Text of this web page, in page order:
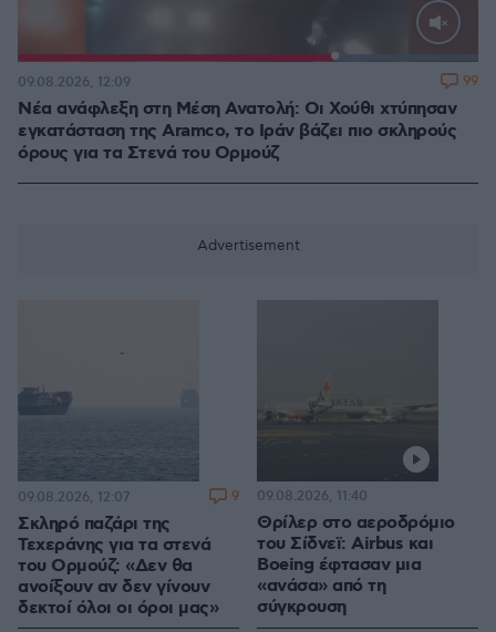
Loaded:
Νέα ανάφλεξη στη Μέση Ανατολή: Οι Χούθι χτύπησαν
εγκατάσταση της Aramco, το Ιράν βάζει πιο σκληρούς
όρους για τα Στενά του Ορμούζ
09.08.2026, 12:09 99
Σκληρό παζάρι της
Τεχεράνης για τα στενά
του Ορμούζ: «Δεν θα
ανοίξουν αν δεν γίνουν
δεκτοί όλοι οι όροι μας»
09.08.2026, 12:07 9
Θρίλερ στο αεροδρόμιο
του Σίδνεϊ: Airbus και
Boeing έφτασαν μια
«ανάσα» από τη
σύγκρουση
09.08.2026, 11:40